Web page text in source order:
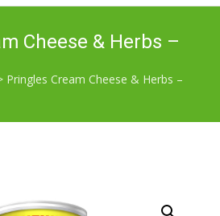
Cheese & Herbs –
Pringles Cream Cheese & Herbs –